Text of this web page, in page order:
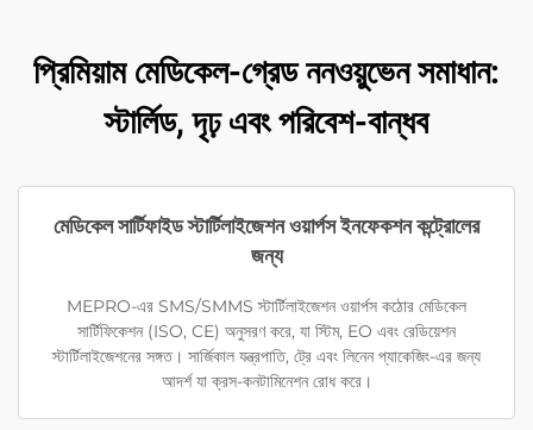
প্রিমিয়াম মেডিকেল-গ্রেড ননওয়ুভেন সমাধান:
স্টার্লিড, দৃঢ় এবং পরিবেশ-বান্ধব
মেডিকেল সার্টিফাইড স্টার্টিলাইজেশন ওয়ার্পস ইনফেকশন কন্ট্রোলের
জন্য
MEPRO-এর SMS/SMMS স্টার্টিলাইজেশন ওয়ার্পস কঠোর মেডিকেল
সার্টিফিকেশন (ISO, CE) অনুসরণ করে, যা স্টিম, EO এবং রেডিয়েশন
স্টার্টিলাইজেশনের সঙ্গত। সার্জিকাল যন্ত্রপাতি, ট্রে এবং লিনেন প্যাকেজিং-এর জন্য
আদর্শ যা ক্রস-কনটামিনেশন রোধ করে।